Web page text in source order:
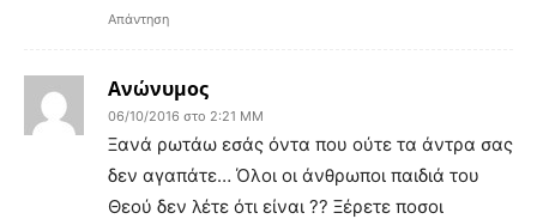
Απάντηση
Ανώνυμος
06/10/2016 στο 2:21 ΜΜ
Ξανά ρωτάω εσάς όντα που ούτε τα άντρα σας
δεν αγαπάτε… Όλοι οι άνθρωποι παιδιά του
Θεού δεν λέτε ότι είναι ?? Ξέρετε ποσοι